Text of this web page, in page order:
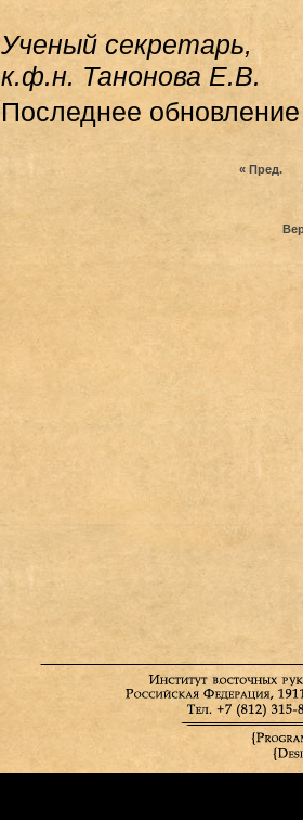
Ученый секретарь,
к.ф.н. Танонова Е.В.
Последнее
« Пред.